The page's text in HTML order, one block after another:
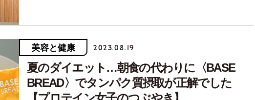
美容と健康 2023.08.19
夏のダイエット…朝食の代わりに〈BASE
BREAD〉でタンパク質摂取が正解でした